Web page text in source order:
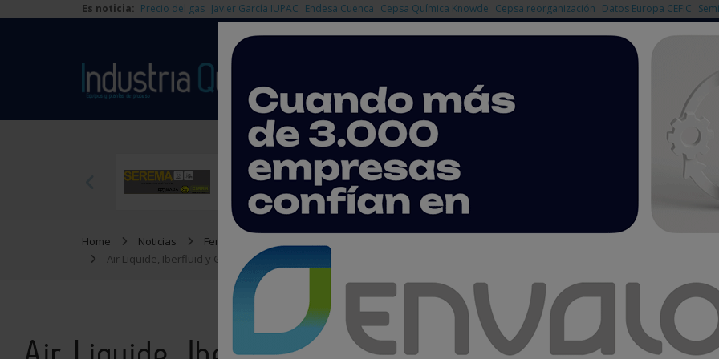
Es noticia: Precio del gas Javier García IUPAC Endesa Cuenca Cepsa Química Knowde Cepsa reorganización Datos Europa CEFIC
Home Noticias
Ferias y Congresos
Air Liquide, Iberfluid y Gnanomat, ganadores de los I Premios a la Innovación Iberquimia